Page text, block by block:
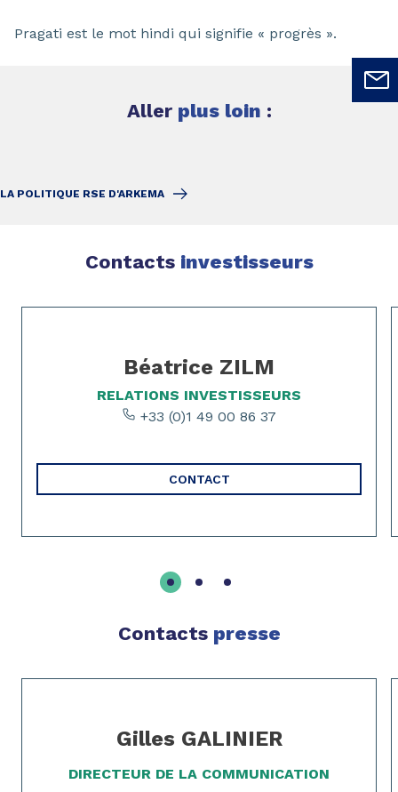
Pragati est le mot hindi qui signifie « progrès ».
Allerplus loin :
LA POLITIQUE RSE D'ARKEMA
Contacts investisseurs
Page 1 of 3
Béatrice ZILM
RELATIONS INVESTISSEURS
+33 (0)1 49 00 86 37
CONTACT
Contacts presse
Page 1 of 2
Gilles GALINIER
DIRECTEUR DE LA COMMUNICATION